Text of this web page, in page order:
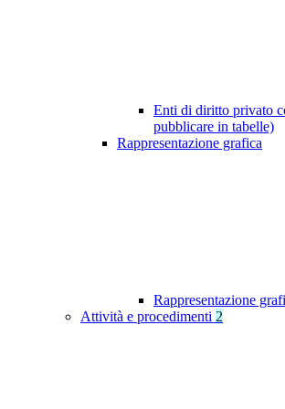
Enti di diritto privato
pubblicare in tabelle)
Rappresentazione grafica
Rappresentazione
Attività e procedimenti 2